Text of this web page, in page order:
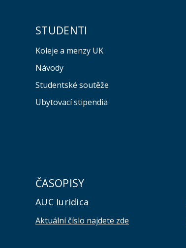
STUDENTI
Koleje a menzy UK
Návody
Studentské soutěže
Ubytovací stipendia
ČASOPISY
AUC Iuridica
Aktuální číslo najdete zde